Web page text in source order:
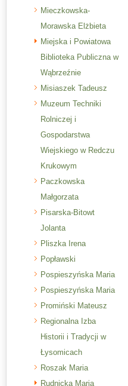
Mieczkowska-
Morawska Elżbieta
Miejska i Powiatowa
Biblioteka Publiczna w
Wąbrzeźnie
Misiaszek Tadeusz
Muzeum Techniki
Rolniczej i
Gospodarstwa
Wiejskiego w Redczu
Krukowym
Paczkowska
Małgorzata
Pisarska-Bitowt
Jolanta
Pliszka Irena
Popławski
Pospieszyńska Maria
Pospieszyńska Maria
Promiński Mateusz
Regionalna Izba
Historii i Tradycji w
Łysomicach
Roszak Maria
Rudnicka Maria